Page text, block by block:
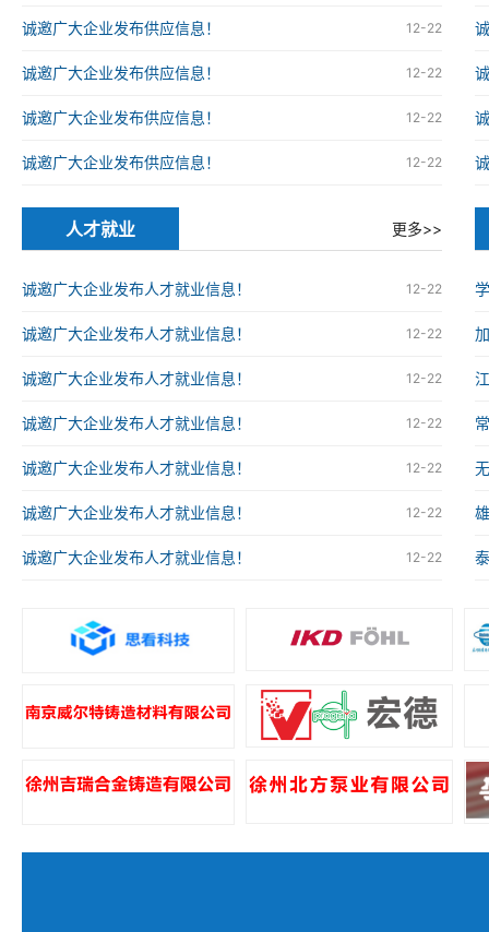
12-22
诚邀广大企业发布供应信息！
12-22
诚邀广大企业发布供应信息！
12-22
诚邀广大企业发布供应信息！
12-22
诚邀广大企业发布供应信息！
人才就业 更多>>
12-22
诚邀广大企业发布人才就业信息！
12-22
诚邀广大企业发布人才就业信息！
12-22
诚邀广大企业发布人才就业信息！
12-22
诚邀广大企业发布人才就业信息！
12-22
诚邀广大企业发布人才就业信息！
12-22
诚邀广大企业发布人才就业信息！
12-22
诚邀广大企业发布人才就业信息！